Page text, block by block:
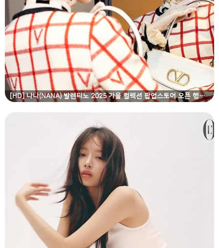
[HD] 나나(NANA) 발렌티노 2025 가을 컬렉션 팝업스토어 오픈 행사 고화질 화보